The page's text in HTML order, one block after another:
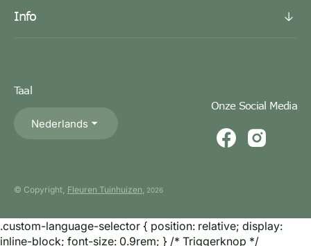
Info
Taal
Nederlands
Onze Social Media
© Copyright, Fleuren Tuinhuizen, 2026
.custom-language-selector { position: relative; display:
inline-block; font-size: 0.9rem; } /* Triggerknop */